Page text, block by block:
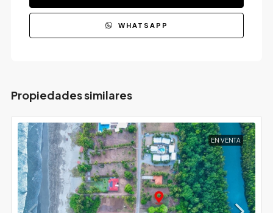
WHATSAPP
Propiedades similares
EN VENTA